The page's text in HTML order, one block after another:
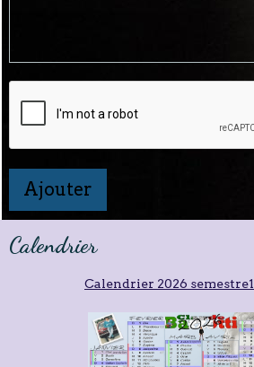
Ajouter
Calendrier
Calendrier 2026 semestre1